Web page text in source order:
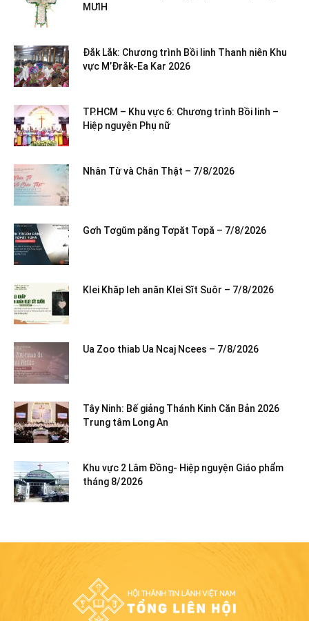
MƯIH
Đắk Lắk: Chương trình Bồi linh Thanh niên Khu
vực M’Đrắk-Ea Kar 2026
TP.HCM – Khu vực 6: Chương trình Bồi linh –
Hiệp nguyện Phụ nữ
Nhân Từ và Chân Thật – 7/8/2026
Gơh Tơgŭm păng Tơpăt Tơpă – 7/8/2026
Klei Khăp leh anăn Klei Sĭt Suôr – 7/8/2026
Ua Zoo thiab Ua Ncaj Ncees – 7/8/2026
Tây Ninh: Bế giảng Thánh Kinh Căn Bản 2026
Trung tâm Long An
Khu vực 2 Lâm Đồng- Hiệp nguyện Giáo phẩm
tháng 8/2026